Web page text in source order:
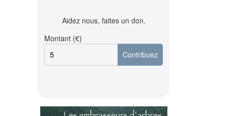
Aidez nous, faites un don.
Montant (€)